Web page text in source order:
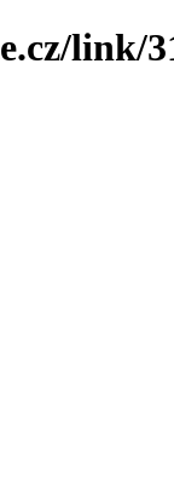
link/